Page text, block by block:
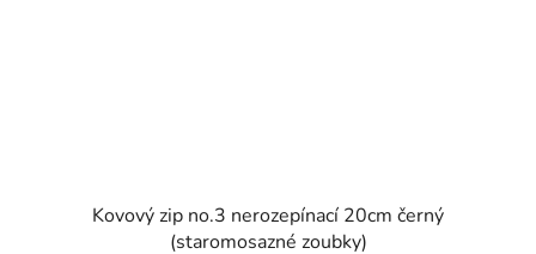
Kovový zip no.3 nerozepínací 20cm černý
(staromosazné zoubky)